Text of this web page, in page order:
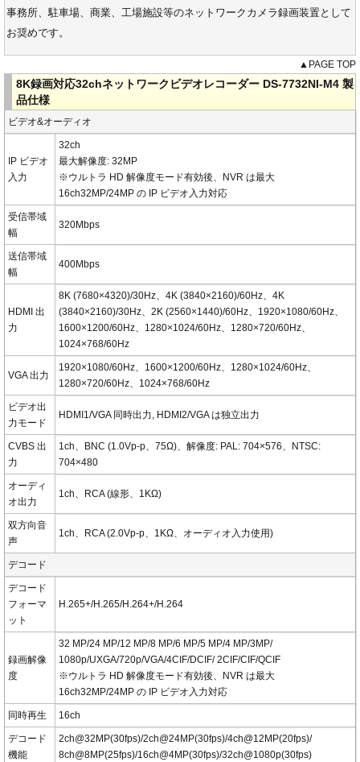
事務所、駐車場、商業、工場施設等のネットワークカメラ録画装置として
お奨めです。
▲PAGE TOP
8K録画対応32chネットワークビデオレコーダー DS-7732NI-M4 製
品仕様
ビデオ&オーディオ
IP ビデオ
入力
32ch
最大解像度: 32MP
※ウルトラ HD 解像度モード有効後、NVR は最大
16ch32MP/24MP の IP ビデオ入力対応
受信帯域
幅
320Mbps
送信帯域
幅
400Mbps
HDMI 出
力
8K (7680×4320)/30Hz、4K (3840×2160)/60Hz、4K
(3840×2160)/30Hz、2K (2560×1440)/60Hz、1920×1080/60Hz、
1600×1200/60Hz、1280×1024/60Hz、1280×720/60Hz、
1024×768/60Hz
VGA 出力
1920×1080/60Hz、1600×1200/60Hz、1280×1024/60Hz、
1280×720/60Hz、1024×768/60Hz
ビデオ出
力モード
HDMI1/VGA 同時出力, HDMI2/VGA は独立出力
CVBS 出
力
1ch、BNC (1.0Vp-p、75Ω)、解像度: PAL: 704×576、NTSC:
704×480
オーディ
オ出力
1ch、RCA (線形、1KΩ)
双方向音
声
1ch、RCA (2.0Vp-p、1KΩ、オーディオ入力使用)
デコード
デコード
フォーマ
ット
H.265+/H.265/H.264+/H.264
録画解像
度
32 MP/24 MP/12 MP/8 MP/6 MP/5 MP/4 MP/3MP/
1080p/UXGA/720p/VGA/4CIF/DCIF/ 2CIF/CIF/QCIF
※ウルトラ HD 解像度モード有効後、NVR は最大
16ch32MP/24MP の IP ビデオ入力対応
同時再生 16ch
デコード
機能
2ch@32MP(30fps)/2ch@24MP(30fps)/4ch@12MP(20fps)/
8ch@8MP(25fps)/16ch@4MP(30fps)/32ch@1080p(30fps)